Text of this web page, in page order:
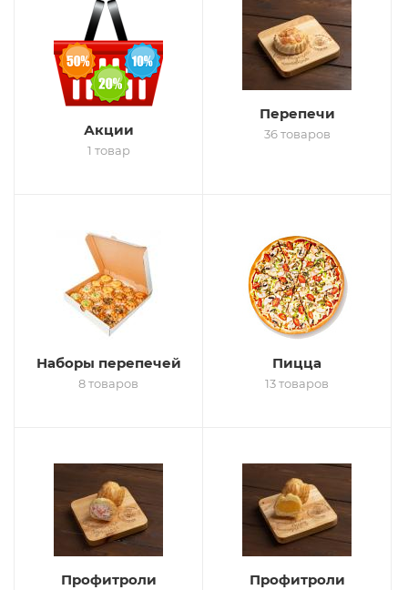
Акции
1 товар
Перепечи
36 товаров
Наборы перепечей
8 товаров
Пицца
13 товаров
Профитроли
Профитроли